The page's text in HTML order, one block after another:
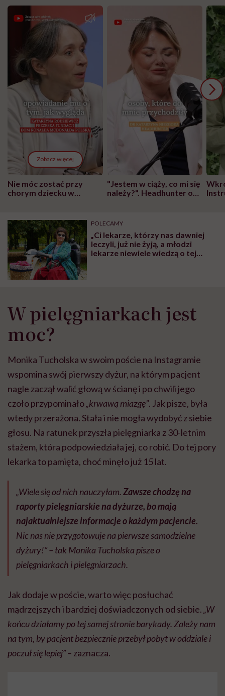
Zobacz więcej
Nie móc zostać przy
chorym dziecku w
może chyba tylko
głupota i brak
wyobraźni"
"Jestem w ciąży, co mi się
należy?". Headhunter o
pracy
POLECAMY
„Ci lekarze, którzy nas dawniej
leczyli, już nie żyją, a młodzi
lekarze niewiele wiedzą o tej
W pielęgniarkach jest
moc?
Monika Tucholska w swoim poście na Instagramie
wspomina swój pierwszy dyżur, na którym pacjent
nagle zaczął walić głową w ścianę i po chwili jego
czoło przypominało„krwawą miazgę”. Jak pisze, była
wtedy przerażona. Stała i nie mogła wydobyć z siebie
głosu. Na ratunek przyszła pielęgniarka z 30-letnim
stażem, która podpowiedziała jej, co robić. Do tej pory
lekarka to pamięta, choć minęło już 15 lat.
„Wiele się od nich nauczyłam.Zawsze chodzę na
raporty pielęgniarskie na dyżurze, bo mają
najaktualniejsze informacje o każdym pacjencie.
Nic nas nie przygotowuje na pierwsze samodzielne
dyżury!” – tak Monika Tucholska pisze o
pielęgniarkach i pielęgniarzach.
Jak dodaje w poście, warto więc posłuchać
mądrzejszych i bardziej doświadczonych od siebie.„W
końcu działamy po tej samej stronie barykady. Zależy nam
na tym, by pacjent bezpiecznie przebył pobyt w oddziale i
poczuł się lepiej”– zaznacza.